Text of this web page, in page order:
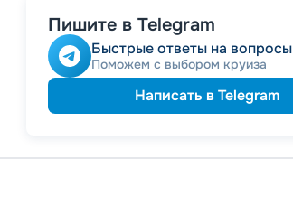
Пишите в Telegram
Быстрые ответы на вопросы
Поможем с выбором круиза
Написать в Telegram